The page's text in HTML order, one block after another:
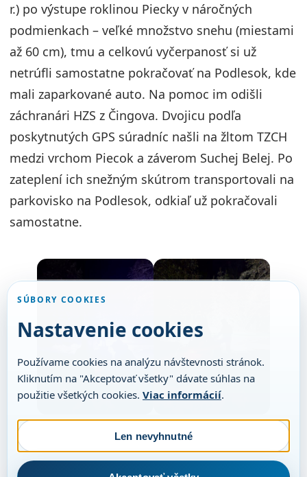
r.) po výstupe roklinou Piecky v náročných
podmienkach – veľké množstvo snehu (miestami
až 60 cm), tmu a celkovú vyčerpanosť si už
netrúfli samostatne pokračovať na Podlesok, kde
mali zaparkované auto. Na pomoc im odišli
záchranári HZS z Čingova. Dvojicu podľa
poskytnutých GPS súradníc našli na žltom TZCH
medzi vrchom Piecok a záverom Suchej Belej. Po
zateplení ich snežným skútrom transportovali na
parkovisko na Podlesok, odkiaľ už pokračovali
samostatne.
SÚBORY COOKIES
Nastavenie cookies
Používame cookies na analýzu návštevnosti stránok.
Kliknutím na "Akceptovať všetky" dávate súhlas na
použitie všetkých cookies. Viac informácií.
Len nevyhnutné